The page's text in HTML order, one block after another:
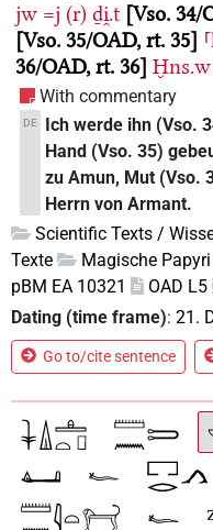
jw =j (r) ḏi̯.t Vso. 34/
Vso. 35/OAD, rt. 35
36/OAD, rt. 36 Ḫns.w
With commentary
DE
Ich werde ihn (Vso.
Hand (Vso. 35)
zu Amun, Mut (Vso.
Herrn von Armant.
Scientific Texts /
Texte
Magische Papyri
pBM EA 10321
OAD L5
Dating (time frame): 21.
Go to/cite sentence